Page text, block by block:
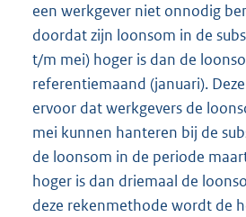
een werkgever niet onnodig
doordat zijn loonsom in de
t/m mei) hoger is dan de
referentiemaand (januari).
ervoor dat werkgevers de
mei kunnen hanteren bij de
de loonsom in de periode
hoger is dan driemaal de
deze rekenmethode wordt de